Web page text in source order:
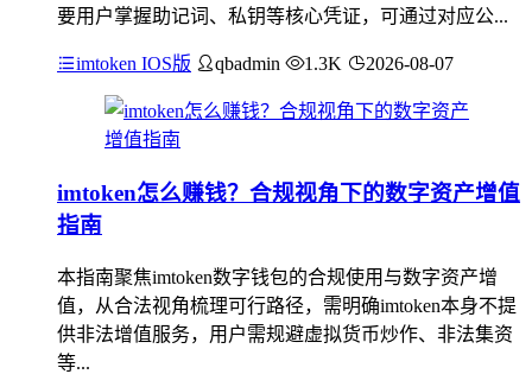
要用户掌握助记词、私钥等核心凭证，可通过对应公...
imtoken IOS版 qbadmin 1.3K 2026-08-07
imtoken怎么赚钱？合规视角下的数字资产增值
指南
本指南聚焦imtoken数字钱包的合规使用与数字资产增
值，从合法视角梳理可行路径，需明确imtoken本身不提
供非法增值服务，用户需规避虚拟货币炒作、非法集资
等...